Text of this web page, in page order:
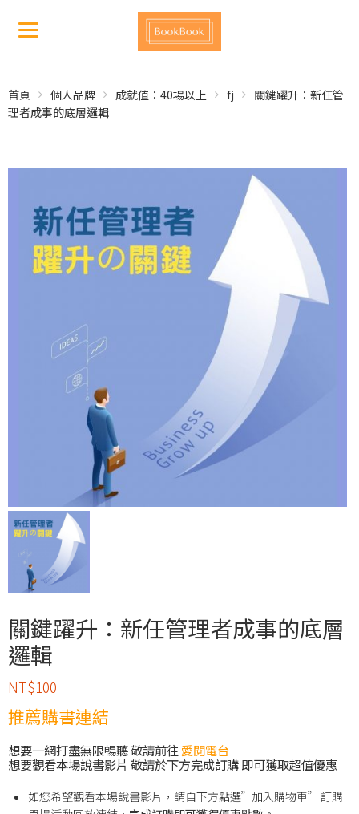
首頁 個人品牌 成就值：40場以上 fj
關鍵躍升：新任管
理者成事的底層邏輯
關鍵躍升：新任管理者成事的底層
邏輯
NT$100
推薦購書連結
想要一網打盡無限暢聽 敬請前往 愛閱電台
想要觀看本場說書影片 敬請於下方完成訂購 即可獲取超值優惠
如您希望觀看本場說書影片，請自下方點選”加入購物車” 訂購